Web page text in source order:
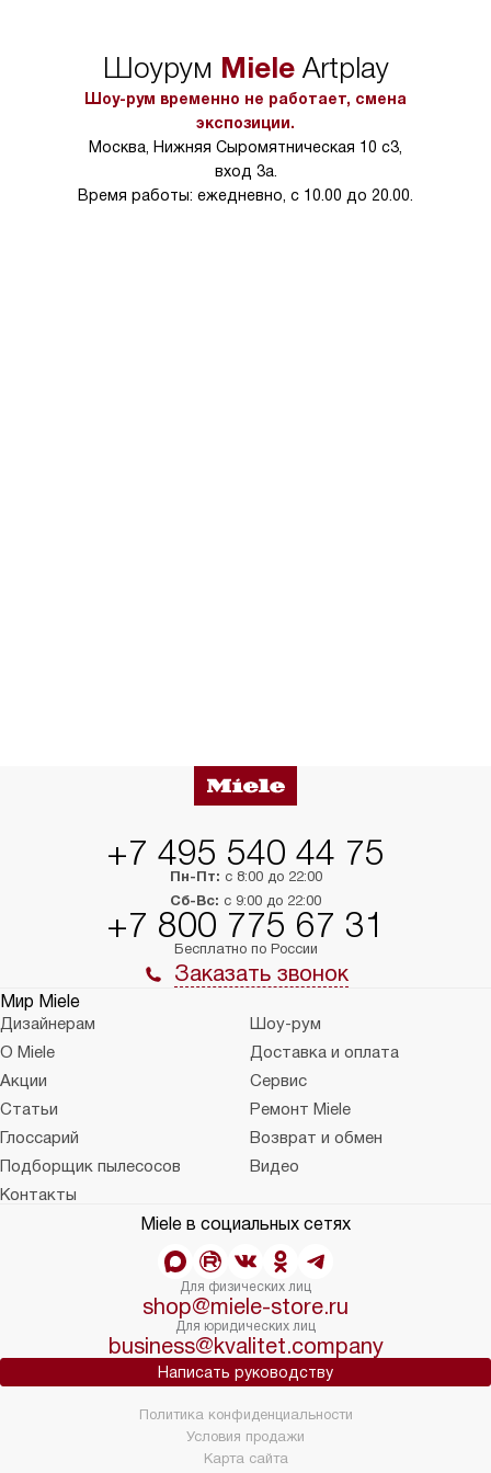
в условиях
тарифы на услуги
Шоурум MieleArtplay
Шоу-рум временно не работает, смена
экспозиции.
Москва, Нижняя Сыромятническая 10 с3,
вход 3а.
Время работы: ежедневно, с 10.00 до 20.00.
+7 495 540 44 75
Пн-Пт: с 8:00 до 22:00
Сб-Вс: с 9:00 до 22:00
+7 800 775 67 31
Бесплатно по России
Заказать звонок
Мир Miele
Дизайнерам
Шоу-рум
О Miele
Доставка и оплата
Акции
Сервис
Статьи
Ремонт Miele
Глоссарий
Возврат и обмен
Подборщик пылесосов
Видео
Контакты
Miele в социальных сетях
Для физических лиц
shop@miele-store.ru
Для юридических лиц
business@kvalitet.company
Написать руководству
Политика конфиденциальности
Условия продажи
Карта сайта